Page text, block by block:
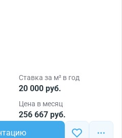
Ставка за м² в год
20 000 руб.
Цена в месяц
256 667 руб.